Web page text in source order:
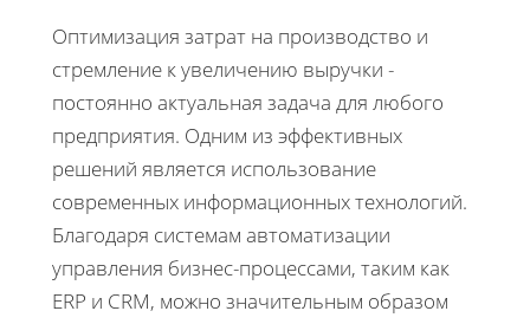
Оптимизация затрат на производство и
стремление к увеличению выручки -
постоянно актуальная задача для любого
предприятия. Одним из эффективных
решений является использование
современных информационных технологий.
Благодаря системам автоматизации
управления бизнес-процессами, таким как
ERP и CRM, можно значительным образом